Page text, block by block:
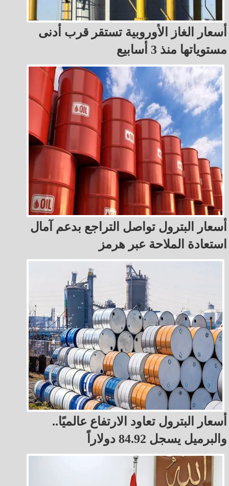
أسعار الغاز الأوروبية تستقر قرب أدنى
مستوياتها منذ 3 أسابيع
أسعار البترول تواصل التراجع بدعم آمال
استعادة الملاحة عبر هرمز
أسعار البترول تعاود الارتفاع عالميًا..
والبرميل يسجل 84.92 دولاراً